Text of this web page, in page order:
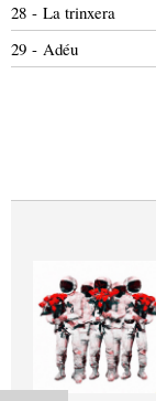
28 - La trinxera
29 - Adéu